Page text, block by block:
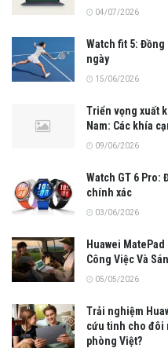
04/07/2026
Watch fit 5:
ngày
15/06/2026
Triển vọng xuất
Nam: Các khía
09/06/2026
Watch GT 6 Pro:
chính xác
03/06/2026
Huawei
Công Việc Và
05/05/2026
Trải nghiệm
cứu tinh cho đôi
phòng Việt?